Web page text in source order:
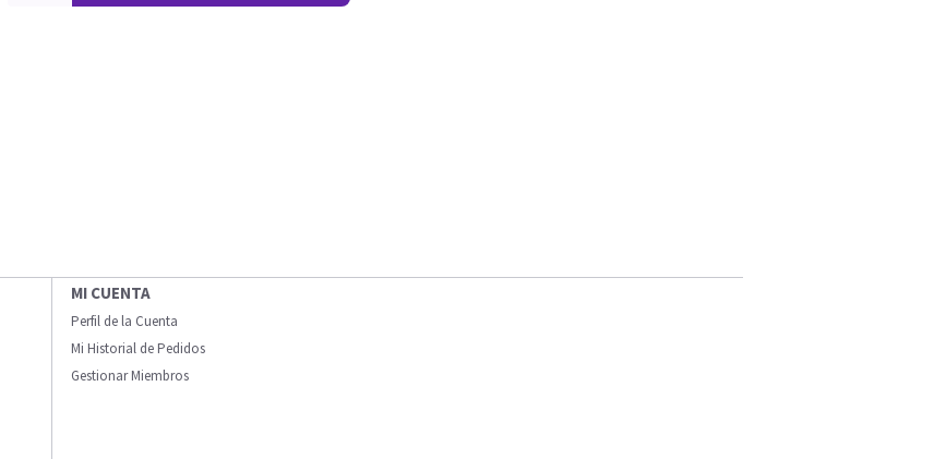
MI CUENTA
Perfil de la Cuenta
Mi Historial de Pedidos
Gestionar Miembros